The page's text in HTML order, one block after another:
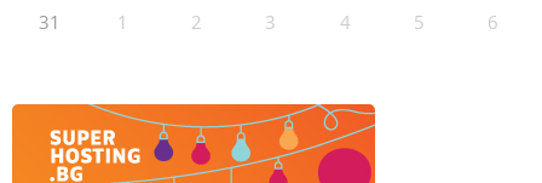
31 1 2 3 4 5 6